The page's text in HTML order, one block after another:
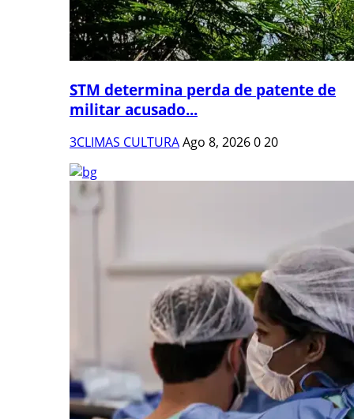
STM determina perda de patente de
militar acusado...
3CLIMAS CULTURAAgo 8, 2026020